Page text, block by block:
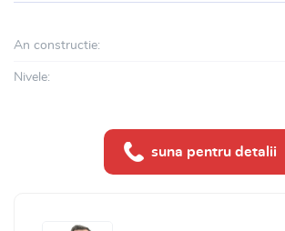
An constructie:
Nivele:
suna pentru detalii